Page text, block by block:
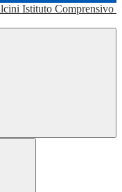
Istituto Comprensivo